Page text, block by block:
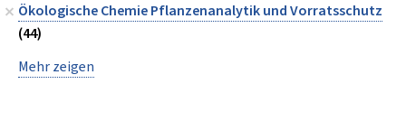
Ökologische Chemie Pflanzenanalytik und Vorratsschutz
(44)
Mehr zeigen